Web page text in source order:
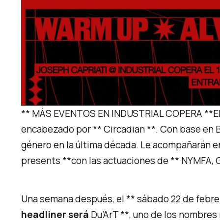
** MÁS EVENTOS EN INDUSTRIAL COPERA
encabezado por ** Circadian **. Con base en
género en la última década. Le acompañarán
presents **con las actuaciones de ** NYMFA,
Una semana después, el ** sábado 22 de
headliner será Du’ArT **, uno de los